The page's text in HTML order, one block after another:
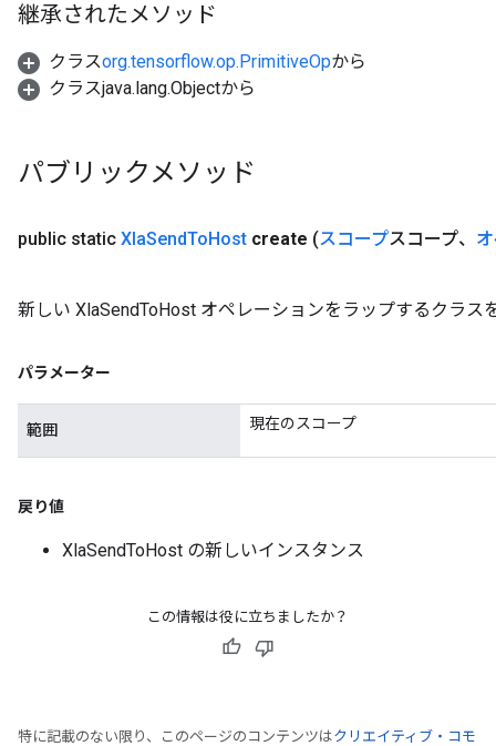
継承されたメソッド
クラスorg.tensorflow.op.PrimitiveOpから
クラスjava.lang.Objectから
パブリックメソッド
public static XlaSendToHost create (スコープスコープ、
新しい XlaSendToHost オペレーションをラップするクラス
パラメーター
範囲 現在のスコープ
戻り値
XlaSendToHost の新しいインスタンス
この情報は役に立ちましたか？
特に記載のない限り、このページのコンテンツはクリエイティブ・コモ